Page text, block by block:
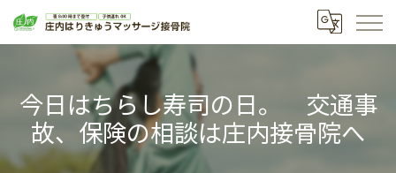
今日はちらし寿司の日。 交通事
故、保険の相談は庄内接骨院へ